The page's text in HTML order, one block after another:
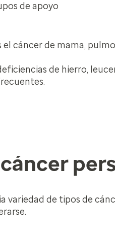
de apoyo
cáncer de mama,
de hierro,
variedad de tipos de